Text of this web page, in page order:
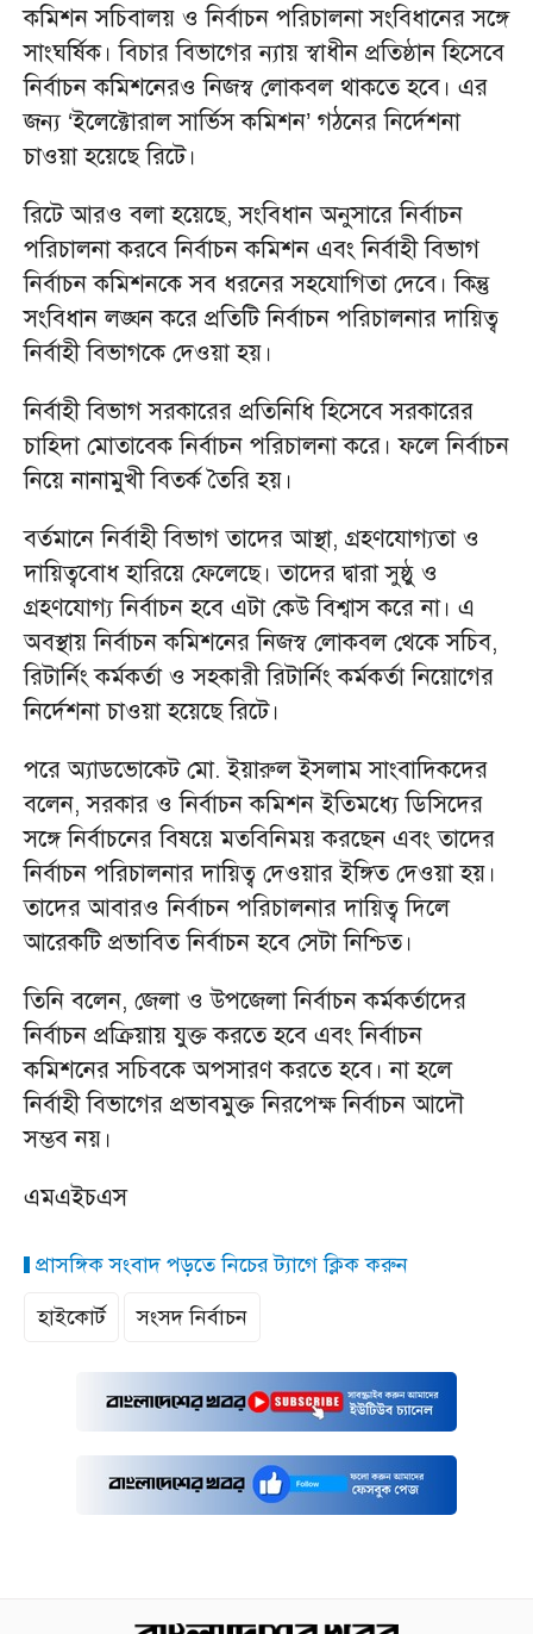
কমিশন সচিবালয় ও নির্বাচন পরিচালনা সংবিধানের সঙ্গে
সাংঘর্ষিক। বিচার বিভাগের ন্যায় স্বাধীন প্রতিষ্ঠান হিসেবে
নির্বাচন কমিশনেরও নিজস্ব লোকবল থাকতে হবে। এর
জন্য ‘ইলেক্টোরাল সার্ভিস কমিশন’ গঠনের নির্দেশনা
চাওয়া হয়েছে রিটে।
রিটে আরও বলা হয়েছে, সংবিধান অনুসারে নির্বাচন
পরিচালনা করবে নির্বাচন কমিশন এবং নির্বাহী বিভাগ
নির্বাচন কমিশনকে সব ধরনের সহযোগিতা দেবে। কিন্তু
সংবিধান লঙ্ঘন করে প্রতিটি নির্বাচন পরিচালনার দায়িত্ব
নির্বাহী বিভাগকে দেওয়া হয়।
নির্বাহী বিভাগ সরকারের প্রতিনিধি হিসেবে সরকারের
চাহিদা মোতাবেক নির্বাচন পরিচালনা করে। ফলে নির্বাচন
নিয়ে নানামুখী বিতর্ক তৈরি হয়।
বর্তমানে নির্বাহী বিভাগ তাদের আস্থা, গ্রহণযোগ্যতা ও
দায়িত্ববোধ হারিয়ে ফেলেছে। তাদের দ্বারা সুষ্ঠু ও
গ্রহণযোগ্য নির্বাচন হবে এটা কেউ বিশ্বাস করে না। এ
অবস্থায় নির্বাচন কমিশনের নিজস্ব লোকবল থেকে সচিব,
রিটার্নিং কর্মকর্তা ও সহকারী রিটার্নিং কর্মকর্তা নিয়োগের
নির্দেশনা চাওয়া হয়েছে রিটে।
পরে অ‍্যাডভোকেট মো. ইয়ারুল ইসলাম সাংবাদিকদের
বলেন, সরকার ও নির্বাচন কমিশন ইতিমধ্যে ডিসিদের
সঙ্গে নির্বাচনের বিষয়ে মতবিনিময় করছেন এবং তাদের
নির্বাচন পরিচালনার দায়িত্ব দেওয়ার ইঙ্গিত দেওয়া হয়।
তাদের আবারও নির্বাচন পরিচালনার দায়িত্ব দিলে
আরেকটি প্রভাবিত নির্বাচন হবে সেটা নিশ্চিত।
তিনি বলেন, জেলা ও উপজেলা নির্বাচন কর্মকর্তাদের
নির্বাচন প্রক্রিয়ায় যুক্ত করতে হবে এবং নির্বাচন
কমিশনের সচিবকে অপসারণ করতে হবে। না হলে
নির্বাহী বিভাগের প্রভাবমুক্ত নিরপেক্ষ নির্বাচন আদৌ
সম্ভব নয়।
এমএইচএস
প্রাসঙ্গিক সংবাদ পড়তে নিচের ট্যাগে ক্লিক করুন
হাইকোর্ট
সংসদ নির্বাচন